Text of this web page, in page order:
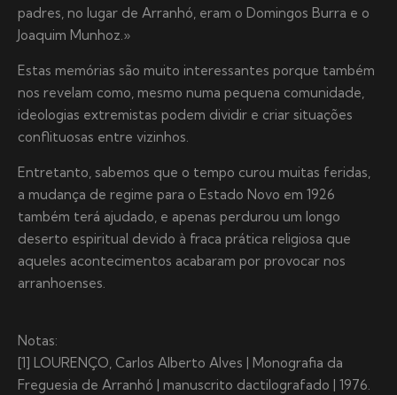
padres, no lugar de Arranhó, eram o Domingos Burra e o
Joaquim Munhoz.»
Estas memórias são muito interessantes porque também
nos revelam como, mesmo numa pequena comunidade,
ideologias extremistas podem dividir e criar situações
conflituosas entre vizinhos.
Entretanto, sabemos que o tempo curou muitas feridas,
a mudança de regime para o Estado Novo em 1926
também terá ajudado, e apenas perdurou um longo
deserto espiritual devido à fraca prática religiosa que
aqueles acontecimentos acabaram por provocar nos
arranhoenses.
Notas:
[1] LOURENÇO, Carlos Alberto Alves | Monografia da
Freguesia de Arranhó | manuscrito dactilografado | 1976.